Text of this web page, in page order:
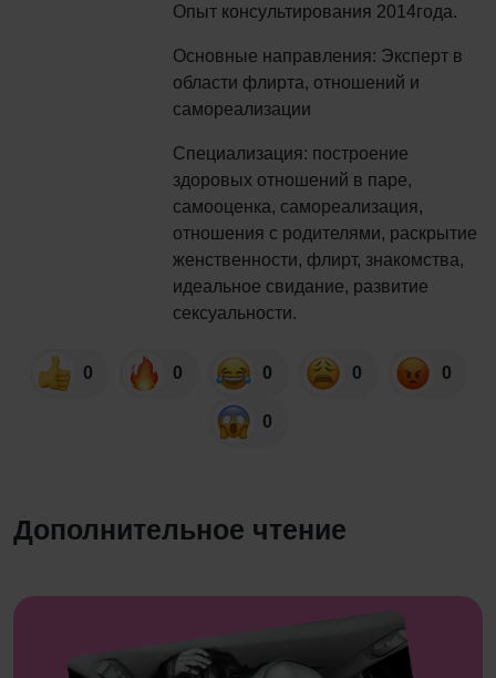
Опыт консультирования 2014года.
Основные направления: Эксперт в
области флирта, отношений и
самореализации
Специализация: построение
здоровых отношений в паре,
самооценка, самореализация,
отношения с родителями, раскрытие
женственности, флирт, знакомства,
идеальное свидание, развитие
сексуальности.
0 0 0 0 0
0
Дополнительное чтение